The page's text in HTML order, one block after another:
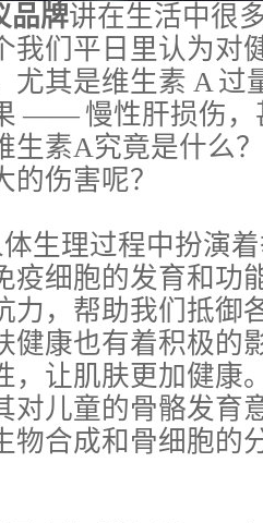
品牌讲在生活中很
我们平日里认为对
尤其是维生素 A 过
—— 慢性肝损伤，
生素A究竟是什么
伤害呢？
生理过程中扮演
疫细胞的发育和功
力，帮助我们抵御
健康也有着积极的
，让肌肤更加健康
对儿童的骨骼发育
物合成和骨细胞的